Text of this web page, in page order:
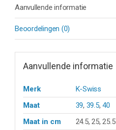
Aanvullende informatie
Beoordelingen (0)
Aanvullende informatie
Merk
K-Swiss
Maat
39, 39.5,40
Maat in cm
24.5, 25, 25.5